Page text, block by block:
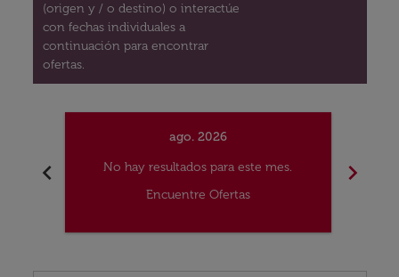
(origen y / o destino) o interactúe
con fechas individuales a
continuación para encontrar
ofertas.
chevron_left
ago. 2026
No hay resultados para este mes.
Encuentre Ofertas
chevron_right